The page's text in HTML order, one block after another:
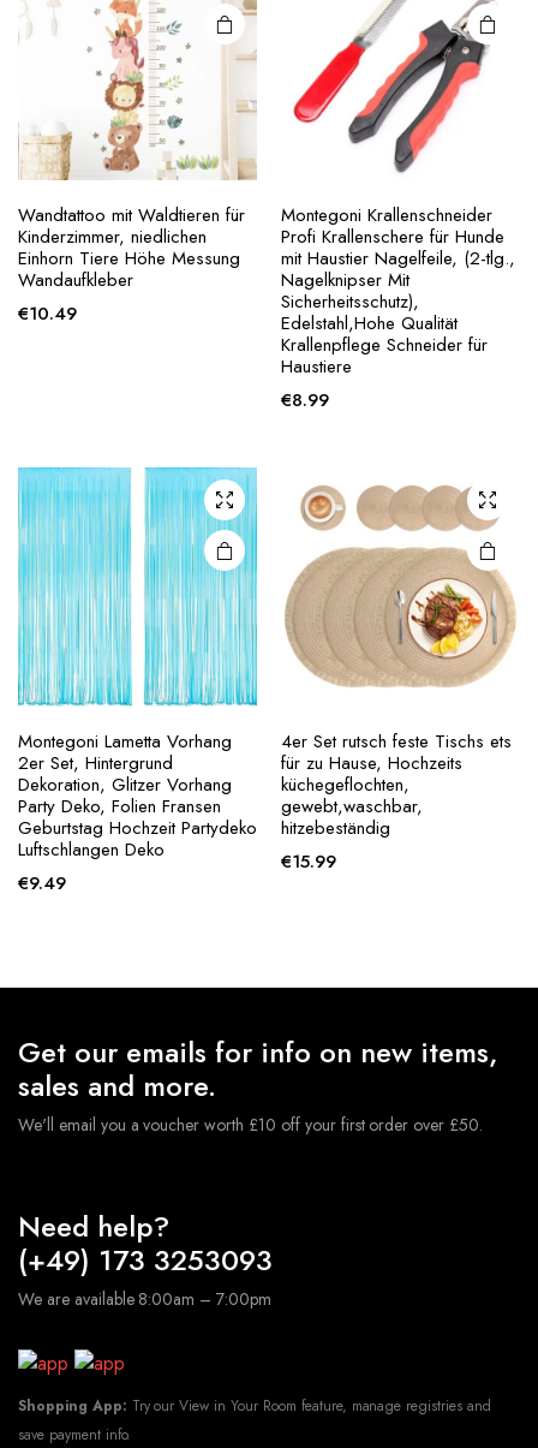
Wandtattoo mit Waldtieren für
Kinderzimmer, niedlichen
Einhorn Tiere Höhe Messung
Wandaufkleber
€10.49
Montegoni Krallenschneider
Profi Krallenschere für Hunde
mit Haustier Nagelfeile, (2-tlg.,
Nagelknipser Mit
Sicherheitsschutz),
Edelstahl,Hohe Qualität
Krallenpflege Schneider für
Haustiere
€8.99
Montegoni Lametta Vorhang
2er Set, Hintergrund
Dekoration, Glitzer Vorhang
Party Deko, Folien Fransen
Geburtstag Hochzeit Partydeko
Luftschlangen Deko
€9.49
4er Set rutsch feste Tischs ets
für zu Hause, Hochzeits
küchegeflochten,
gewebt,waschbar,
hitzebeständig
€15.99
Get our emails for info on new items,
sales and more.
We'll email you a voucher worth £10 off your first order over £50.
Need help?
(+49) 173 3253093
We are available 8:00am – 7:00pm
Shopping App: Try our View in Your Room feature, manage registries and
save payment info.